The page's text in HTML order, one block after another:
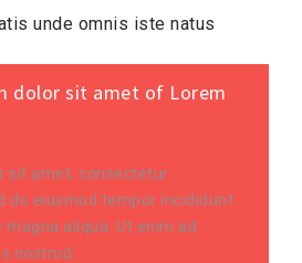
unde omnis iste natus
dolor sit amet of Lorem
sit amet, consectetur
do eiusmod tempor incididunt
aliqua. Ut enim ad
nostrud.